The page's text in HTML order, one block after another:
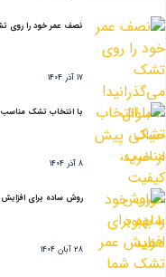
نصف عمر خود را روی تشک می‌گذرانید!
17 آذر 1404
با انتخاب تشک
8 آذر 1404
روش ساده برای
28 آبان 1404